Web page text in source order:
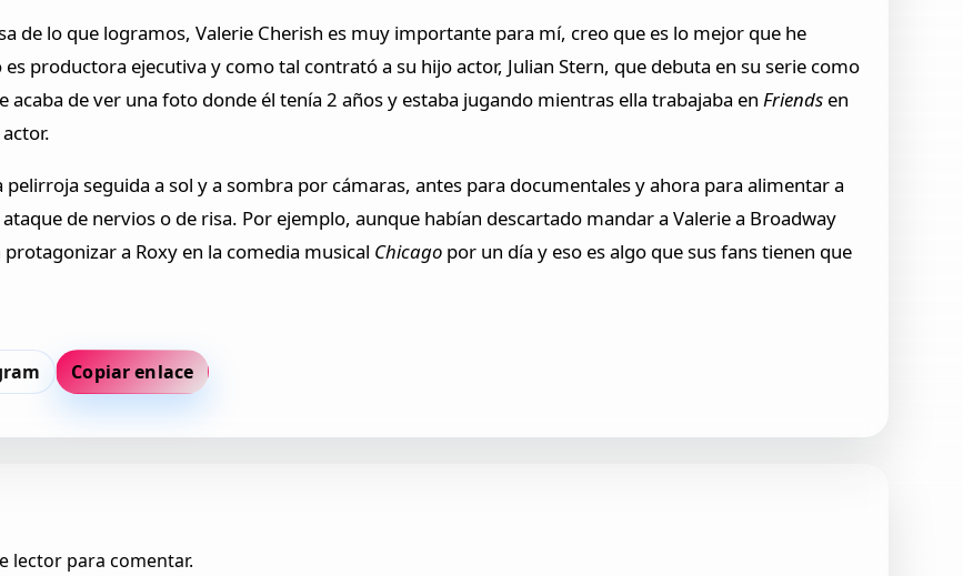
de lo que logramos, Valerie Cherish es muy importante para mí, creo que es lo mejor que he
productora ejecutiva y como tal contrató a su hijo actor, Julian Stern, que debuta en su serie como
de ver una foto donde él tenía 2 años y estaba jugando mientras ella trabajaba enFriends en
seguida a sol y a sombra por cámaras, antes para documentales y ahora para alimentar a
de nervios o de risa. Por ejemplo, aunque habían descartado mandar a Valerie a Broadway
a Roxy en la comedia musical Chicago por un día y eso es algo que sus fans tienen que
Copiar enlace
lector para comentar.